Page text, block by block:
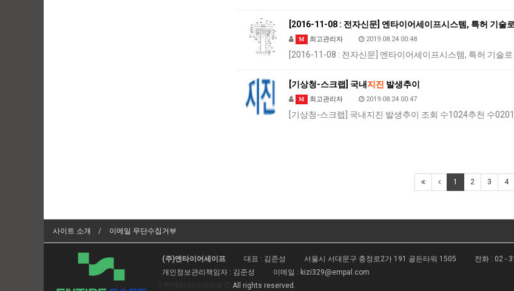
[2016-11-08 : 전자신문] 엔타이어세이프시스템, 특허 기술
M 최고관리자 2019.08.24 00:48
[2016-11-08 : 전자신문] 엔타이어세이프시스템, 특허 기술
[기상청-스크랩] 국내 지진 발생추이
M 최고관리자 2019.08.24 00:47
[기상청-스크랩] 국내지진 발생추이 조회 수1024추천 수
1 2 3 4
사이트 소개 이메일 무단수집거부
(주)엔타이어세이프 대표 : 김준성 서울시 서대문구 충정로2가 191 골든타워 1505 전화 : 02 -
개인정보관리책임자 : 김준성
이메일 : kizi329@empal.com
All rights reserved.